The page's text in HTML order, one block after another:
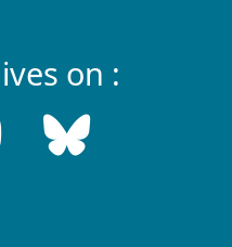
on :